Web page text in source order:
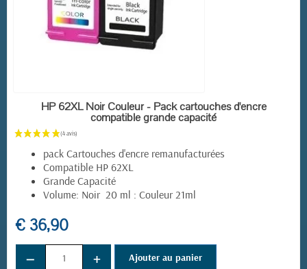
EN STOCK
HP 62XL Noir Couleur - Pack cartouches d'encre
compatible grande capacité
pack Cartouches d'encre remanufacturées
Compatible HP 62XL
Grande Capacité
Volume: Noir 20 ml : Couleur 21ml
€ 36,90
− + Ajouter au panier